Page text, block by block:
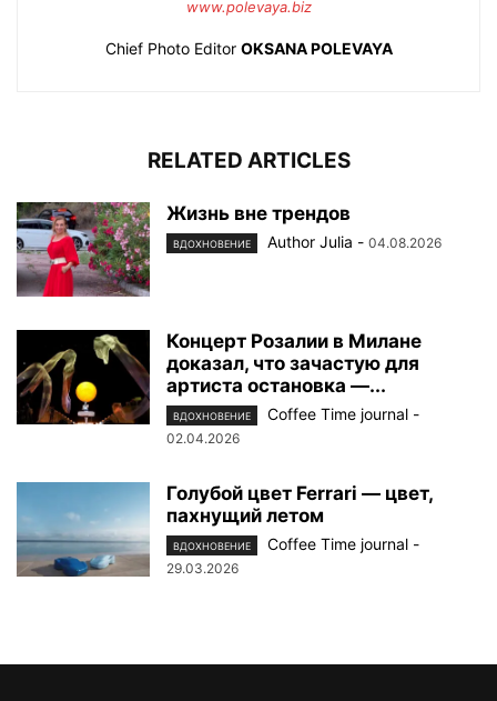
www.polevaya.biz
Chief Photo Editor OKSANA POLEVAYA
RELATED ARTICLES
Жизнь вне трендов
ВДОХНОВЕНИЕ Author Julia - 04.08.2026
Концерт Розалии в Милане
доказал, что зачастую для
артиста остановка —...
ВДОХНОВЕНИЕ Coffee Time journal -
02.04.2026
Голубой цвет Ferrari — цвет,
пахнущий летом
ВДОХНОВЕНИЕ Coffee Time journal -
29.03.2026